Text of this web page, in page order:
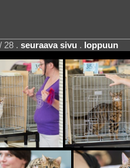
/ 28 . seuraava sivu . loppuun